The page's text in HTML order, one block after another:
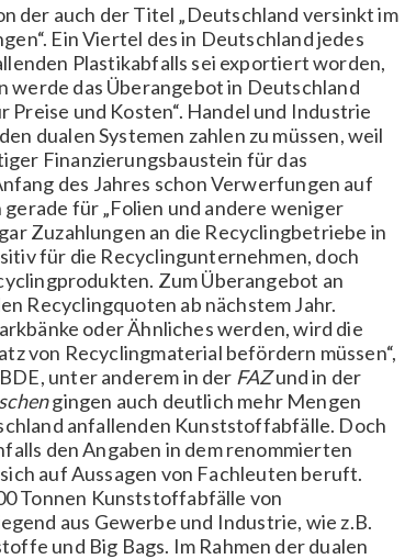
der auch der Titel „Deutschland versinkt im
Ein Viertel des in Deutschland jedes
Plastikabfalls sei exportiert worden,
werde das Überangebot in Deutschland
und Kosten“. Handel und Industrie
dualen Systemen zahlen zu müssen, weil
Finanzierungsbaustein für das
des Jahres schon Verwerfungen auf
für „Folien und andere weniger
Zuzahlungen an die Recyclingbetriebe in
für die Recyclingunternehmen, doch
Zum Überangebot an
Recyclingquoten ab nächstem Jahr.
oder Ähnliches werden, wird die
von Recyclingmaterial befördern müssen“,
unter anderem in der FAZund in der
gingen auch deutlich mehr Mengen
anfallenden Kunststoffabfälle. Doch
den Angaben in dem renommierten
sich auf Aussagen von Fachleuten beruft.
Tonnen Kunststoffabfälle von
aus Gewerbe und Industrie, wie z.B.
und Big Bags. Im Rahmen der dualen